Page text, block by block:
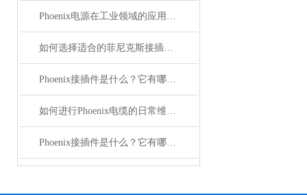
Phoenix电源在工业领域的应用与优势
如何选择适合的菲尼克斯接插件？
Phoenix接插件是什么？它有哪些分类？
如何进行Phoenix电缆的日常维护和保养？
Phoenix接插件是什么？它有哪些应用？